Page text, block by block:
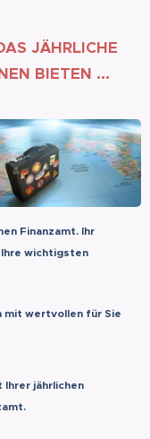
JÄHRLICHE
BIETEN ...
Finanzamt. Ihr
wichtigsten
mit wertvollen für Sie
jährlichen